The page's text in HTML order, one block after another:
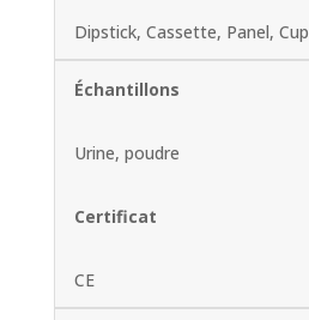
Dipstick, Cassette, Panel, Cup
Échantillons
Urine, poudre
Certificat
CE